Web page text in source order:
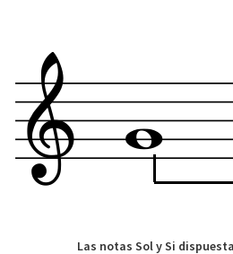
Las notas Sol y Si